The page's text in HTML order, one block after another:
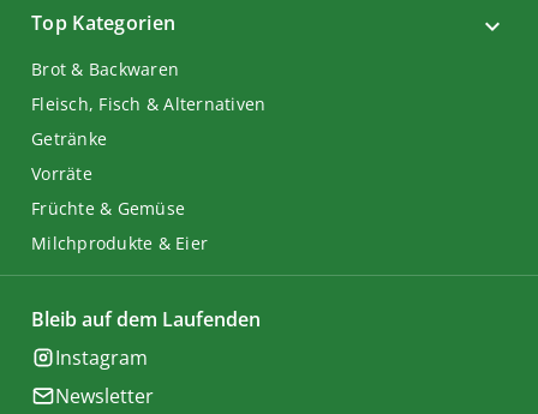
Top Kategorien
Brot & Backwaren
Fleisch, Fisch & Alternativen
Getränke
Vorräte
Früchte & Gemüse
Milchprodukte & Eier
Bleib auf dem Laufenden
Instagram
Newsletter